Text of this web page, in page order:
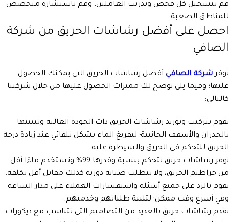
قم بتسجيل كل فحص وتدريب العاملين، وقم باستشارة متخصص
للمناطق الصعبة.
احصل على أفضل رشاشات الحريق من شركة
الصافي
توفرشركة الصافي أفضل رشاشات الحريق التي يمكنك الحصول
عليها؛ وفيما يلي نوضح لك مميزات الحصول عليها من خلال شركتنا
كالتالي:
نقوم بتركيب وتوريد رشاشات الحريق ذات الجودة العالية وتثبيتها
بالجدران والأسقف الجانبية؛ لتفريغ الماء بشكل تلقائي عند زيادة درجة
الحريق للتحكم في الحريق والسيطرة عليه.
نوفر رشاشات حريق تتحكم بنسبة وقدرها 99% وتستخدم ماءًا أقل
من خراطيم الحريق، ولا تتطلب صيانة دورية كذلك مقابل أقل تكلفة.
نقوم بالرد على جميع أسئلة واستفسارات العملاء على مدار الساعة
وفي أسرع وقت ممكن؛ لتلبية طلباتهم وخدمتهم.
نقدم رشاشات حريق بالعديد من التصاميم التي تتناسب مع ديكورات